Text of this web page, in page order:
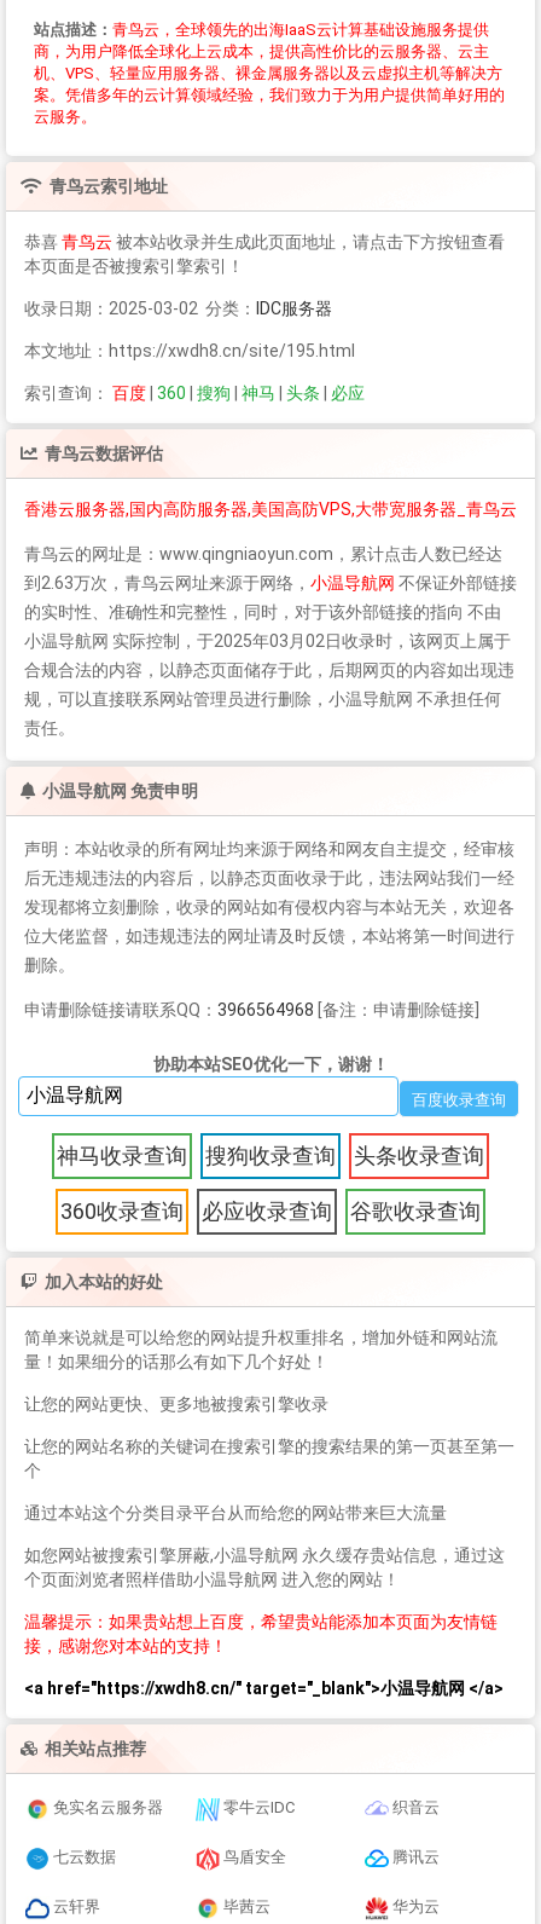
站点描述： 青鸟云，全球领先的出海IaaS云计算基础设施服务提供
商，为用户降低全球化上云成本，提供高性价比的云服务器、云主
机、VPS、轻量应用服务器、裸金属服务器以及云虚拟主机等解决方
案。凭借多年的云计算领域经验，我们致力于为用户提供简单好用的
云服务。
青鸟云索引地址
恭喜青鸟云 被本站收录并生成此页面地址，请点击下方按钮查看
本页面是否被搜索引擎索引！
收录日期：2025-03-02 分类： IDC服务器
本文地址：https://xwdh8.cn/site/195.html
索引查询： 百度 360 搜狗 神马 头条 必应
青鸟云数据评估
香港云服务器,国内高防服务器,美国高防VPS,大带宽服务器_青鸟云
青鸟云的网址是：www.qingniaoyun.com，累计点击人数已经达
到2.63万次， 青鸟云网址来源于网络， 小温导航网 不保证外部链接
的实时性、准确性和完整性，同时，对于该外部链接的指向 不由
小温导航网 实际控制，于2025年03月02日收录时，该网页上属于
合规合法的内容，以静态页面储存于此，后期网页的内容如出现违
规，可以直接联系网站管理员进行删除，小温导航网 不承担任何
责任。
小温导航网 免责申明
声明：本站收录的所有网址均来源于网络和网友自主提交，经审核
后无违规违法的内容后，以静态页面收录于此，违法网站我们一经
发现都将立刻删除，收录的网站如有侵权内容与本站无关，欢迎各
位大佬监督，如违规违法的网址请及时反馈，本站将第一时间进行
删除。
申请删除链接请联系QQ： 3966564968 [备注：申请删除链接]
协助本站SEO优化一下，谢谢！
神马收录查询 搜狗收录查询 头条收录查询
360收录查询 必应收录查询 谷歌收录查询
加入本站的好处
简单来说就是可以给您的网站提升权重排名，增加外链和网站流
量！如果细分的话那么有如下几个好处！
让您的网站更快、更多地被搜索引擎收录
让您的网站名称的关键词在搜索引擎的搜索结果的第一页甚至第一
个
通过本站这个分类目录平台从而给您的网站带来巨大流量
如您网站被搜索引擎屏蔽,小温导航网 永久缓存贵站信息，通过这
个页面浏览者照样借助小温导航网 进入您的网站！
温馨提示：如果贵站想上百度，希望贵站能添加本页面为友情链
接，感谢您对本站的支持！
<a href="https://xwdh8.cn/" target="_blank">小温导航网 </a>
相关站点推荐
免实名云服务器 零牛云IDC 织音云
七云数据 鸟盾安全 腾讯云
云轩界 毕茜云 华为云